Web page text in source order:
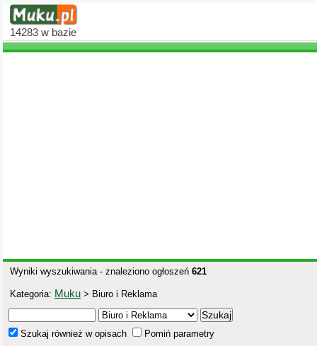
14283 w bazie
Wyniki wyszukiwania - znaleziono ogłoszeń 621
Kategoria: Muku > Biuro i Reklama
Szukaj również w opisach Pomiń parametry